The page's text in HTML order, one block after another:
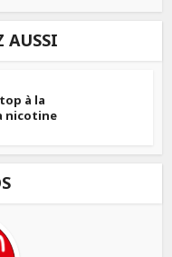
AUSSI
à la
nicotine